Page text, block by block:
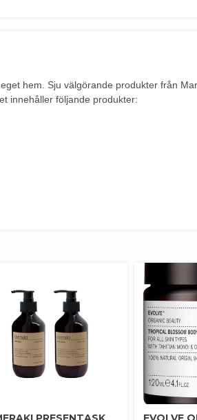
hem. Sju välgörande produkter från
innehåller följande produkter: